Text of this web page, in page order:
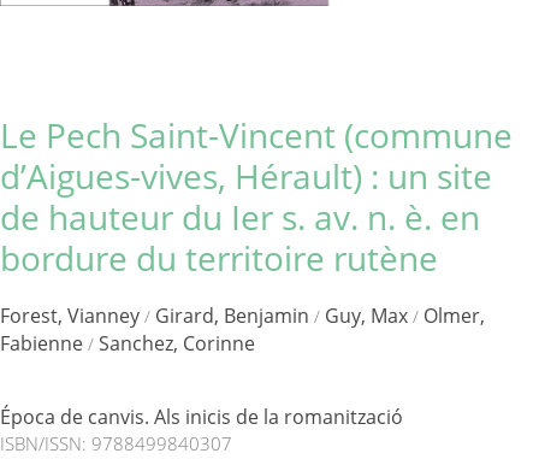
Le Pech Saint-Vincent (commune
d’Aigues-vives, Hérault) : un site
de hauteur du Ier s. av. n. è. en
bordure du territoire rutène
Forest, Vianney / Girard, Benjamin / Guy, Max / Olmer,
Fabienne / Sanchez, Corinne
Época de canvis. Als inicis de la romanització
ISBN/ISSN: 9788499840307